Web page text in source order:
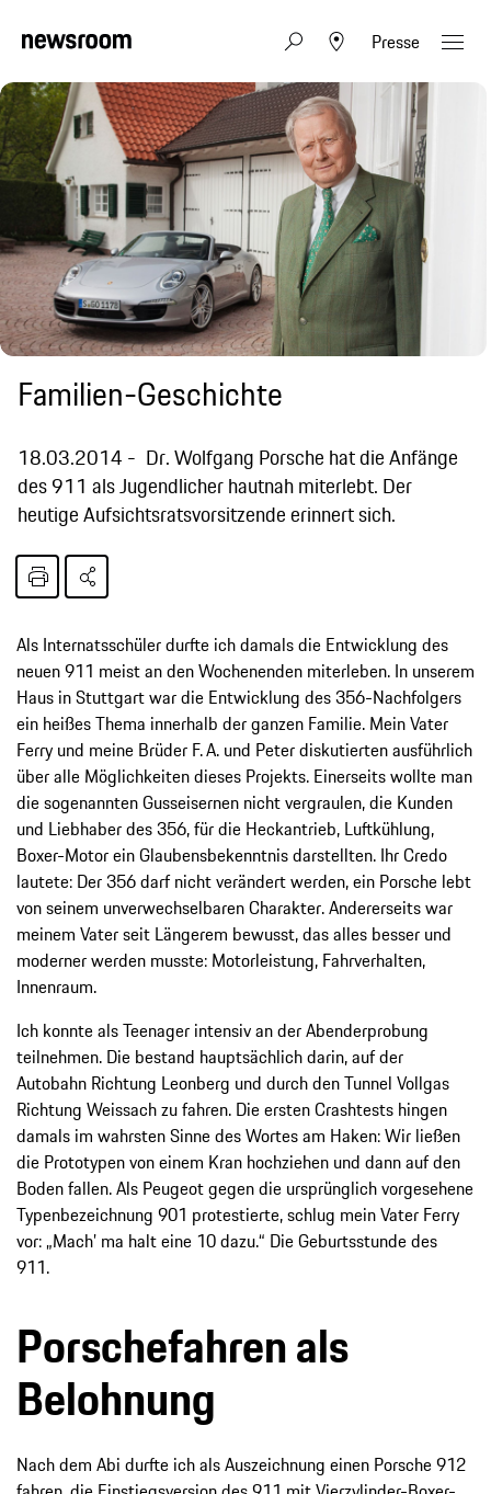
Presse
Familien-Geschichte
18.03.2014
Dr. Wolfgang Porsche hat die Anfänge
des 911 als Jugendlicher hautnah miterlebt. Der
heutige Aufsichtsratsvorsitzende erinnert sich.
Als Internatsschüler durfte ich damals die Entwicklung des
neuen 911 meist an den Wochenenden miterleben. In unserem
Haus in Stuttgart war die Entwicklung des 356-Nachfolgers
ein heißes Thema innerhalb der ganzen Familie. Mein Vater
Ferry und meine Brüder F. A. und Peter diskutierten ausführlich
über alle Möglichkeiten dieses Projekts. Einerseits wollte man
die sogenannten Gusseisernen nicht vergraulen, die Kunden
und Liebhaber des 356, für die Heckantrieb, Luftkühlung,
Boxer-Motor ein Glaubensbekenntnis darstellten. Ihr Credo
lautete: Der 356 darf nicht verändert werden, ein Porsche lebt
von seinem unverwechselbaren Charakter. Andererseits war
meinem Vater seit Längerem bewusst, das alles besser und
moderner werden musste: Motorleistung, Fahrverhalten,
Innenraum.
Ich konnte als Teenager intensiv an der Abenderprobung
teilnehmen. Die bestand hauptsächlich darin, auf der
Autobahn Richtung Leonberg und durch den Tunnel Vollgas
Richtung Weissach zu fahren. Die ersten Crashtests hingen
damals im wahrsten Sinne des Wortes am Haken: Wir ließen
die Prototypen von einem Kran hochziehen und dann auf den
Boden fallen. Als Peugeot gegen die ursprünglich vorgesehene
Typenbezeichnung 901 protestierte, schlug mein Vater Ferry
vor: „Mach’ ma halt eine 10 dazu.“ Die Geburtsstunde des
911.
Porschefahren als
Belohnung
Nach dem Abi durfte ich als Auszeichnung einen Porsche 912